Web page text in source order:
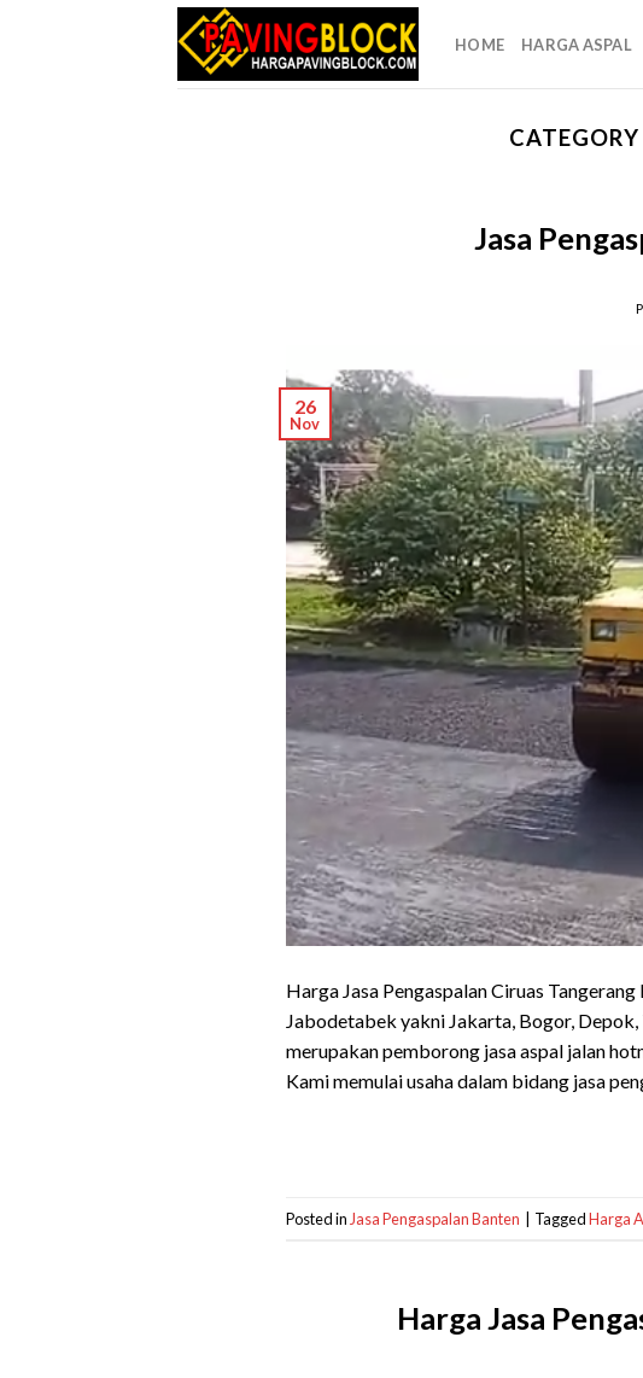
HOME HARGA ASPAL
Jasa
26
Nov
Harga Jasa Pengaspalan Ciruas
Jabodetabek yakni Jakarta, Bogor, Depok,
merupakan pemborong jasa aspal jalan
Kami memulai usaha dalam bidang jasa
Posted in Jasa Pengaspalan Banten TaggedHarga
Harga Jasa